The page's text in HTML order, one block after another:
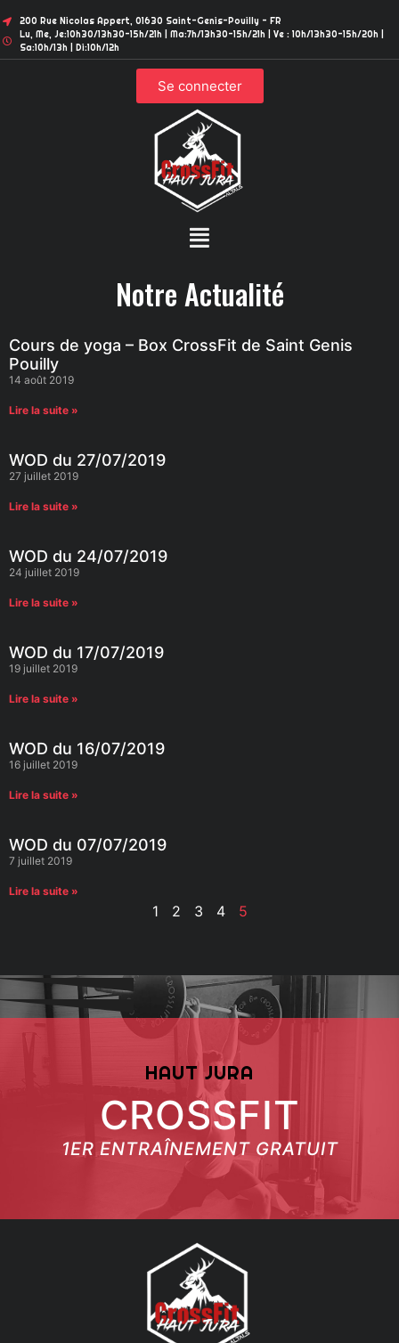
200 Rue Nicolas Appert, 01630 Saint-Genis-Pouilly - FR
Lu, Me, Je:10h30/13h30-15h/21h | Ma:7h/13h30-15h/21h | Ve : 10h/13h30-15h/20h |
Sa:10h/13h | Di:10h/12h
Se connecter
Notre Actualité
Cours de yoga – Box CrossFit de Saint Genis
Pouilly
14 août 2019
Lire la suite »
WOD du 27/07/2019
27 juillet 2019
Lire la suite »
WOD du 24/07/2019
24 juillet 2019
Lire la suite »
WOD du 17/07/2019
19 juillet 2019
Lire la suite »
WOD du 16/07/2019
16 juillet 2019
Lire la suite »
WOD du 07/07/2019
7 juillet 2019
Lire la suite »
1 2 3 4 5
HAUT JURA
CROSSFIT
1ER ENTRAÎNEMENT GRATUIT